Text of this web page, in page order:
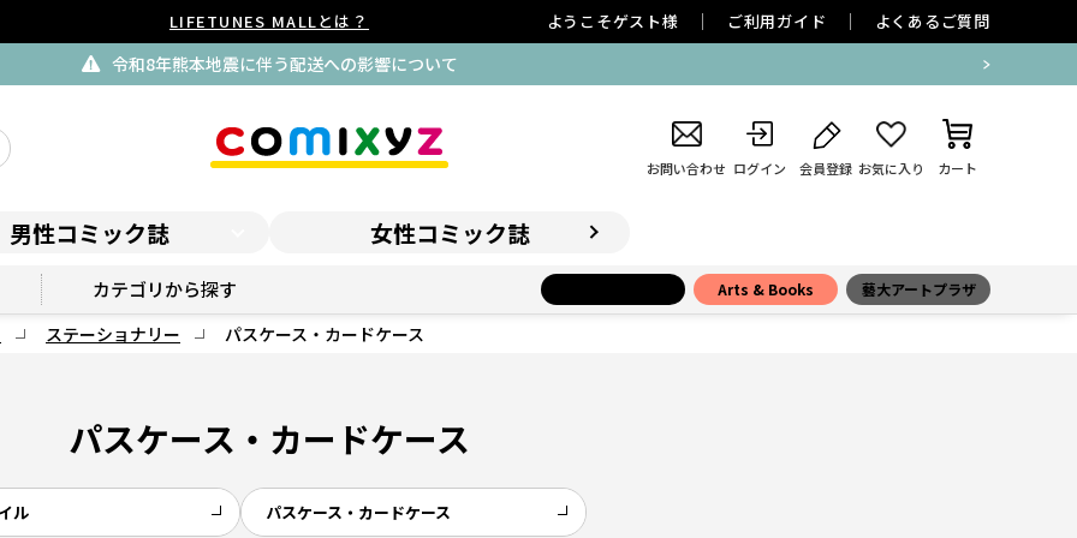
LIFETUNES MALLとは？ ようこそゲスト様 ご利用ガイド よくあるご質問
令和8年熊本地震に伴う配送への影響について
お問い合わせ ログイン 会員登録 お気に入り カート
男性コミック誌 女性コミック誌
カテゴリから探す Arts & Books 藝大アートプラザ
ステーショナリー パスケース・カードケース
パスケース・カードケース
ル パスケース・カードケース